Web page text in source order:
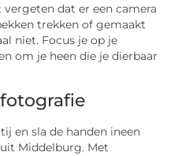
vergeten dat er een camera
trekken of gemaakt
niet. Focus je op je
om je heen die je dierbaar
en sla de handen ineen
Middelburg. Met